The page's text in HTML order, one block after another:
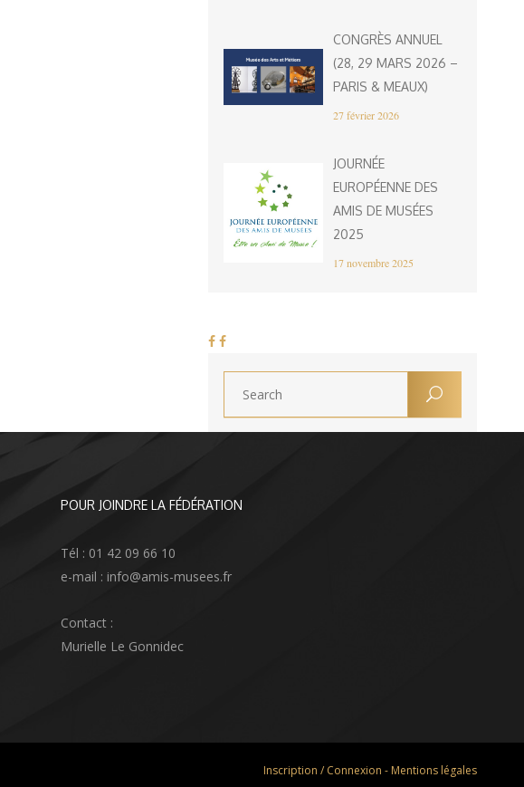
CONGRÈS ANNUEL
(28, 29 MARS 2026 –
PARIS & MEAUX)
27 février 2026
JOURNÉE
EUROPÉENNE DES
AMIS DE MUSÉES
2025
17 novembre 2025
POUR JOINDRE LA FÉDÉRATION
Tél : 01 42 09 66 10
e-mail : info@amis-musees.fr
Contact :
Murielle Le Gonnidec
Inscription / Connexion - Mentions légales